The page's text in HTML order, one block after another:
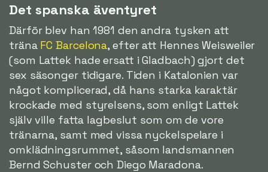
Det spanska äventyret
Därför blev han 1981 den andra tysken att
träna FC Barcelona, efter att Hennes Weisweiler
(som Lattek hade ersatt i Gladbach) gjort det
sex säsonger tidigare. Tiden i Katalonien var
något komplicerad, då hans starka karaktär
krockade med styrelsens, som enligt Lattek
själv ville fatta lagbeslut som om de vore
tränarna, samt med vissa nyckelspelare i
omklädningsrummet, såsom landsmannen
Bernd Schuster och Diego Maradona.